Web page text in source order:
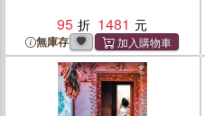
95
1481
無庫存